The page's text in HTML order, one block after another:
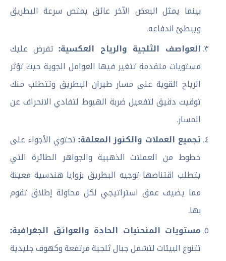
بينما يمثل البعض الآخر عائق يمتص سرعة البطريق
ويبطئ اندفاعه.
العواصف الثلجية والرياح العكسية:تفرض عليك
مستويات متقدمة تتغير فيها العوامل الجوية حيث تؤثر
الرياح القوية على مسار طيران البطريق وتتطلب منك
توقيت دقيق لتفعيل ضربة الهبوط لتفادي الانحراف عن
المسار.
تجميع العملات والكنوز المعلقة: تحتوي الأجواء على
خطوط من العملات الذهبية والجواهر الطائرة التي
يتطلب اقتناصها توجيه البطريق بزوايا هندسية معينة
مما يضيف عمق استراتيجي لكل محاولة إطلاق تقوم
بها.
مستويات المنحنيات الحادة والعوائق الجغرافية:
تتنوع البيئات لتشمل جبال ثلجية مرتفعة وكهوف جليدية